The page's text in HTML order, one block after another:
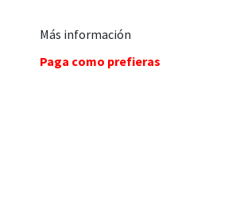
Más información
Paga como prefieras